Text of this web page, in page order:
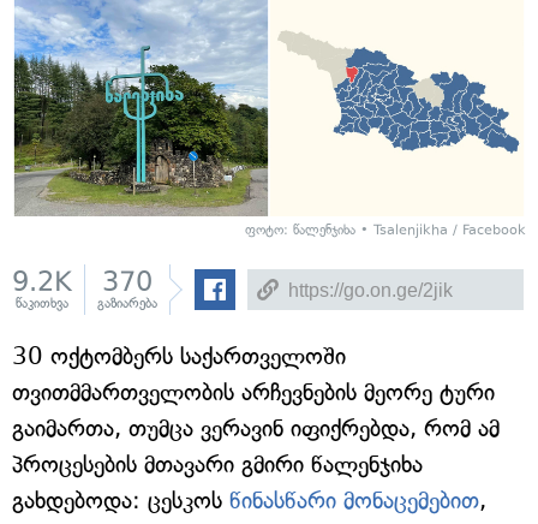
ფოტო: წალენჯიხა • Tsalenjikha / Facebook
9.2K
წაკითხვა
370
გაზიარება
30 ოქტომბერს საქართველოში
თვითმმართველობის არჩევნების მეორე ტური
გაიმართა, თუმცა ვერავინ იფიქრებდა, რომ ამ
პროცესების მთავარი გმირი წალენჯიხა
გახდებოდა: ცესკოს წინასწარი მონაცემებით,